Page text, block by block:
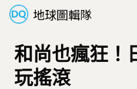
地球圖輯隊
和尚也瘋狂！
玩搖滾